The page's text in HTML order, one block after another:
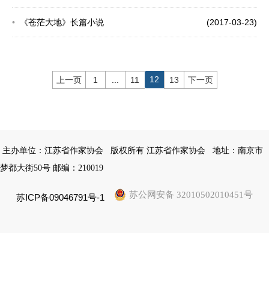
(2017-03-23)
《苍茫大地》长篇小说
上一页 1 11 12 13 下一页
主办单位：江苏省作家协会 版权所有 江苏省作家协会
地址：南京市
梦都大街50号 邮编：210019
苏ICP备09046791号-1 苏公网安备 32010502010451号